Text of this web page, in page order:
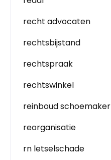
recht advocaten
rechtsbijstand
rechtspraak
rechtswinkel
reinboud schoemaker
reorganisatie
rn letselschade